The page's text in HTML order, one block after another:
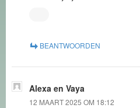
BEANTWOORDEN
Alexa en Vaya
12 MAART 2025 OM 18:12